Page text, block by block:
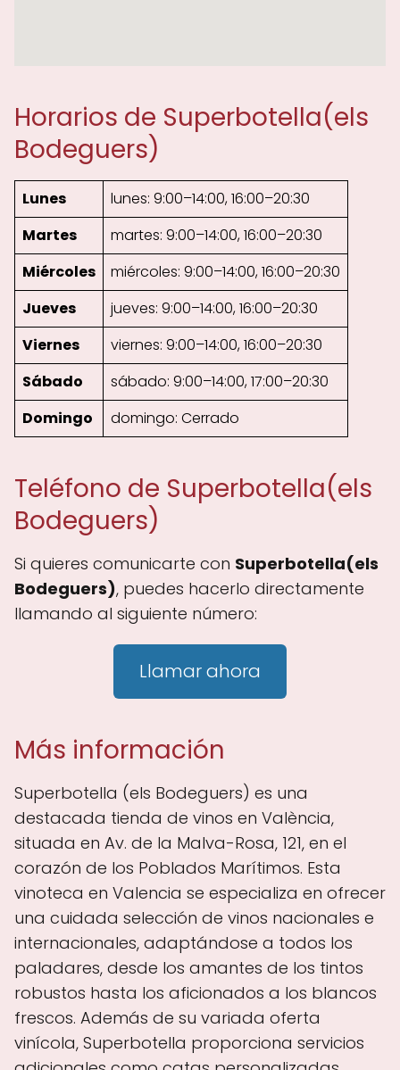
Horarios de Superbotella(els
Bodeguers)
Lunes
lunes: 9:00–14:00, 16:00–20:30
Martes
martes: 9:00–14:00, 16:00–20:30
Miércoles
miércoles: 9:00–14:00, 16:00–20:30
Jueves
jueves: 9:00–14:00, 16:00–20:30
Viernes
viernes: 9:00–14:00, 16:00–20:30
Sábado
sábado: 9:00–14:00, 17:00–20:30
Domingo
domingo: Cerrado
Teléfono de Superbotella(els
Bodeguers)
Si quieres comunicarte con Superbotella(els
Bodeguers), puedes hacerlo directamente
llamando al siguiente número:
Llamar ahora
Más información
Superbotella (els Bodeguers) es una
destacada tienda de vinos en València,
situada en Av. de la Malva-Rosa, 121, en el
corazón de los Poblados Marítimos. Esta
vinoteca en Valencia se especializa en ofrecer
una cuidada selección de vinos nacionales e
internacionales, adaptándose a todos los
paladares, desde los amantes de los tintos
robustos hasta los aficionados a los blancos
frescos. Además de su variada oferta
vinícola, Superbotella proporciona servicios